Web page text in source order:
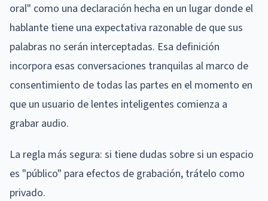
oral" como una declaración hecha en un lugar donde el
hablante tiene una expectativa razonable de que sus
palabras no serán interceptadas. Esa definición
incorpora esas conversaciones tranquilas al marco de
consentimiento de todas las partes en el momento en
que un usuario de lentes inteligentes comienza a
grabar audio.
La regla más segura: si tiene dudas sobre si un espacio
es "público" para efectos de grabación, trátelo como
privado.